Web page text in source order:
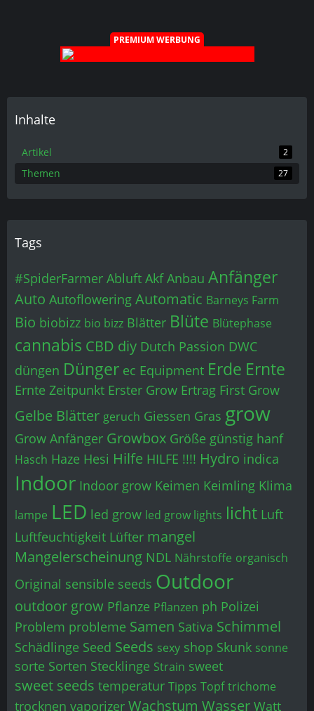
PREMIUM WERBUNG
Inhalte
Artikel 2
Themen 27
Tags
#SpiderFarmer Abluft Akf Anbau Anfänger
Auto Autoflowering Automatic Barneys Farm
Bio biobizz bio bizz Blätter Blüte Blütephase
cannabis CBD diy Dutch Passion DWC
düngen Dünger ec Equipment Erde Ernte
Ernte Zeitpunkt Erster Grow Ertrag First Grow
Gelbe Blätter geruch Giessen Gras grow
Grow Anfänger Growbox Größe günstig hanf
Hasch Haze Hesi Hilfe HILFE !!!! Hydro indica
Indoor Indoor grow Keimen Keimling Klima
lampe LED led grow led grow lights licht Luft
Luftfeuchtigkeit Lüfter mangel
Mangelerscheinung NDL Nährstoffe organisch
Original sensible seeds Outdoor
outdoor grow Pflanze Pflanzen ph Polizei
Problem probleme Samen Sativa Schimmel
Schädlinge Seed Seeds sexy shop Skunk sonne
sorte Sorten Stecklinge Strain sweet
sweet seeds temperatur Tipps Topf trichome
trocknen vaporizer Wachstum Wasser Watt